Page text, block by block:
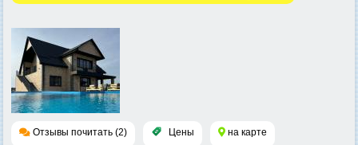
Отзывы почитать (2) Цены на карте